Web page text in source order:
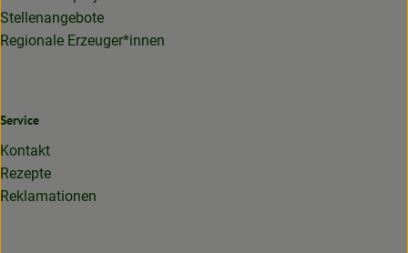
Stellenangebote
Regionale Erzeuger*innen
Service
Kontakt
Rezepte
Reklamationen